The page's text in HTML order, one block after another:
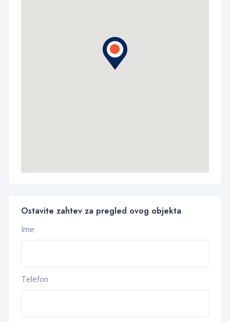
Ostavite zahtev za pregled ovog objekta
Ime
Telefon